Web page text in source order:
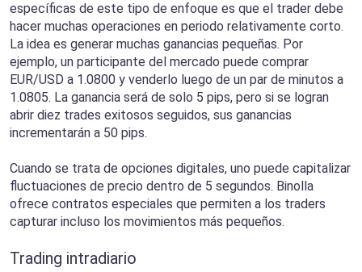
específicas de este tipo de enfoque es que el trader debe
hacer muchas operaciones en periodo relativamente corto.
La idea es generar muchas ganancias pequeñas. Por
ejemplo, un participante del mercado puede comprar
EUR/USD a 1.0800 y venderlo luego de un par de minutos a
1.0805. La ganancia será de solo 5 pips, pero si se logran
abrir diez trades exitosos seguidos, sus ganancias
incrementarán a 50 pips.
Cuando se trata de opciones digitales, uno puede capitalizar
fluctuaciones de precio dentro de 5 segundos. Binolla
ofrece contratos especiales que permiten a los traders
capturar incluso los movimientos más pequeños.
Trading intradiario